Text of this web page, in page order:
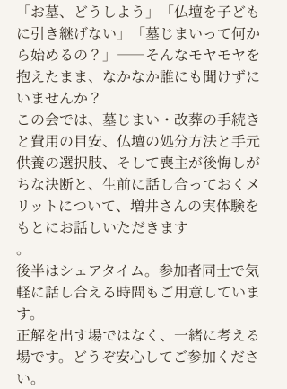
「お墓、どうしよう」「仏壇を子ども
に引き継げない」「墓じまいって何か
ら始めるの？」——そんなモヤモヤを
抱えたまま、なかなか誰にも聞けずに
いませんか？
この会では、墓じまい・改葬の手続き
と費用の目安、仏壇の処分方法と手元
供養の選択肢、そして喪主が後悔しが
ちな決断と、生前に話し合っておくメ
リットについて、増井さんの実体験を
もとにお話しいただきます
。
後半はシェアタイム。参加者同士で気
軽に話し合える時間もご用意していま
す。
正解を出す場ではなく、一緒に考える
場です。どうぞ安心してご参加くださ
い。